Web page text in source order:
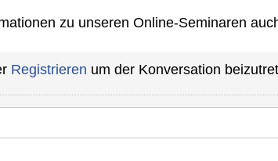
zu unseren Online-Seminaren
Registrieren um der Konversation